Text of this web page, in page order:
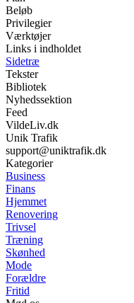
Beløb
Privilegier
Værktøjer
Links i indholdet
Sidetræ
Tekster
Bibliotek
Nyhedssektion
Feed
VildeLiv.dk
Unik Trafik
support@uniktrafik.dk
Kategorier
Business
Finans
Hjemmet
Renovering
Trivsel
Træning
Skønhed
Mode
Forældre
Fritid